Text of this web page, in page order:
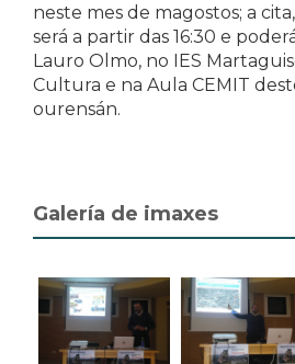
neste mes de magostos; a
será a partir das 16:30 e
Lauro Olmo, no IES
Cultura e na Aula CEMIT
ourensán.
Galería de imaxes